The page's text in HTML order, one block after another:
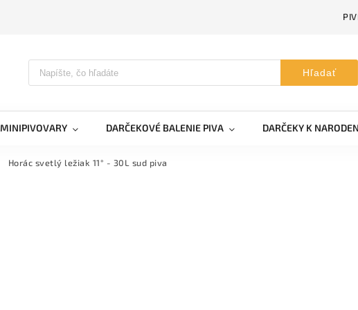
Hľadať
MINIPIVOVARY DARČEKOVÉ BALENIE PIVA DARČEKY K
Horác svetlý ležiak 11° - 30L sud piva